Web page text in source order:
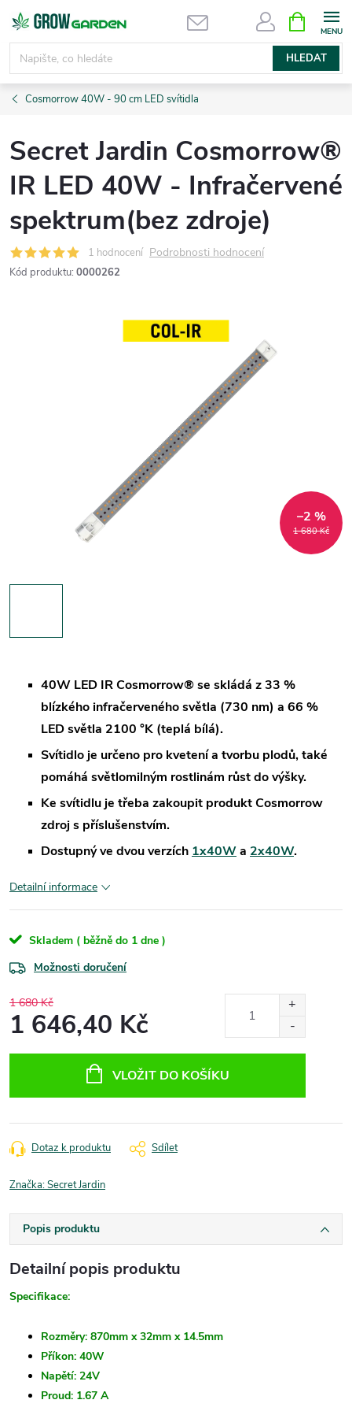
Přejít
obsah
HLEDAT
NÁKUPNÍ
KOŠÍK
Cosmorrow 40W - 90 cm LED svítidla
Secret Jardin Cosmorrow®
IR LED 40W - Infračervené
spektrum(bez zdroje)
1 hodnocení Podrobnosti hodnocení
Kód produktu: 0000262
1 680 Kč
–2 %
40W LED IR Cosmorrow® se skládá z 33 %
blízkého infračerveného světla (730 nm) a 66 %
LED světla 2100 °K (teplá bílá).
Svítidlo je určeno pro kvetení a tvorbu plodů, také
pomáhá světlomilným rostlinám růst do výšky.
Ke svítidlu je třeba zakoupit produkt Cosmorrow
zdroj s příslušenstvím.
Dostupný ve dvou verzích 1x40Wa 2x40W.
Detailní informace
Skladem ( běžně do 1 dne )
Možnosti doručení
1 680 Kč
1 646,40 Kč
VLOŽIT DO KOŠÍKU
Dotaz k produktu Sdílet
Značka:Secret Jardin
Popis produktu
Detailní popis produktu
Specifikace:
Rozměry: 870mm x 32mm x 14.5mm
Příkon: 40W
Napětí: 24V
Proud: 1.67 A